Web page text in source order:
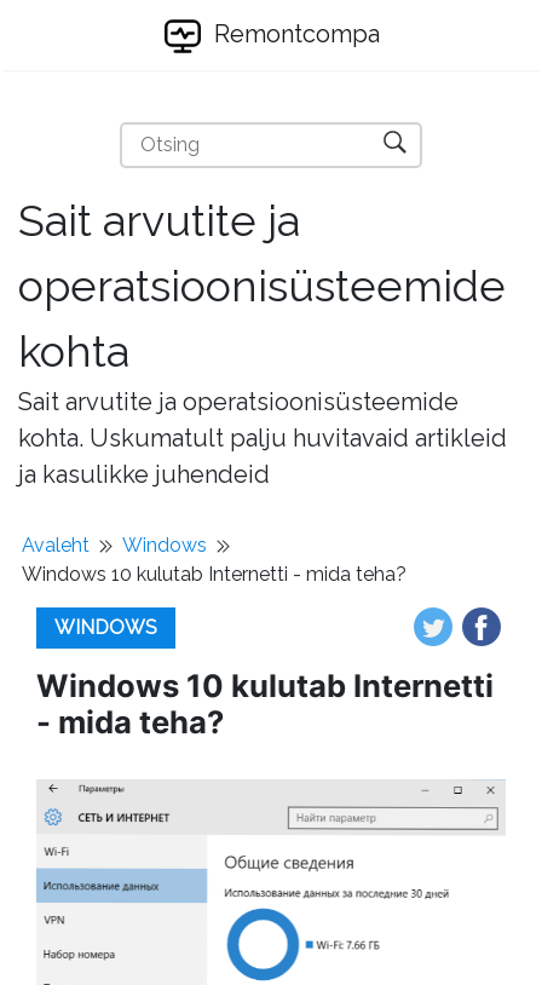
Remontcompa
Sait arvutite ja
operatsioonisüsteemide
kohta
Sait arvutite ja operatsioonisüsteemide
kohta. Uskumatult palju huvitavaid artikleid
ja kasulikke juhendeid
Avaleht
Windows
Windows 10 kulutab Internetti - mida teha?
WINDOWS
Windows 10 kulutab Internetti
- mida teha?